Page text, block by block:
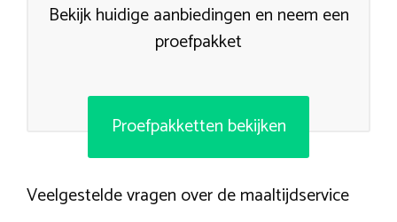
Bekijk huidige aanbiedingen en neem een
proefpakket
Proefpakketten bekijken
Veelgestelde vragen over de maaltijdservice